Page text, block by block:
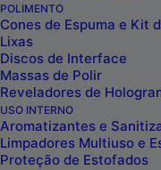
POLIMENTO
Cones de Espuma e Kit
Lixas
Discos de Interface
Massas de Polir
Reveladores de
USO INTERNO
Aromatizantes e
Limpadores Multiuso e
Proteção de Estofados